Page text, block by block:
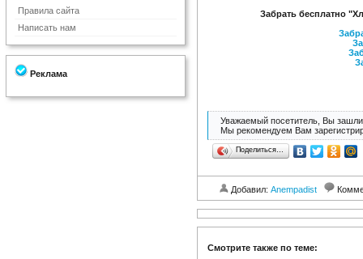
Правила сайта
Написать нам
Реклама
Забрать бесплатно
Уважаемый посетитель, Вы зашли
Мы рекомендуем Вам
Поделиться…
Добавил: Anempadist
Смотрите также по теме: